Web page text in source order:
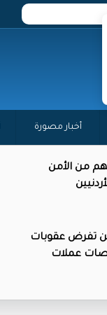
أخبار مصورة
من الأمن
تفرض عقوبات
عملات